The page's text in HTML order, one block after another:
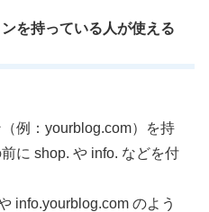
を持っている人が使える
例：yourblog.com）を持
に shop. や info. などを付
info.yourblog.com のよう